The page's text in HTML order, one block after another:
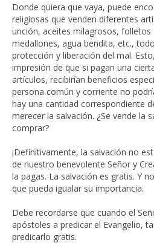
Donde quiera que vaya, puede
religiosas que venden diferentes
unción, aceites milagrosos, folletos
medallones, agua bendita, etc.,
protección y liberación del mal.
impresión de que si pagan una
artículos, recibirían beneficios
persona común y corriente no
hay una cantidad correspondiente
merecer la salvación. ¿Se vende la
comprar?
¡Definitivamente, la salvación no
de nuestro benevolente Señor y
la pagas. La salvación es gratis. Y
que pueda igualar su importancia.
Debe recordarse que cuando el
apóstoles a predicar el Evangelio,
predicarlo gratis.